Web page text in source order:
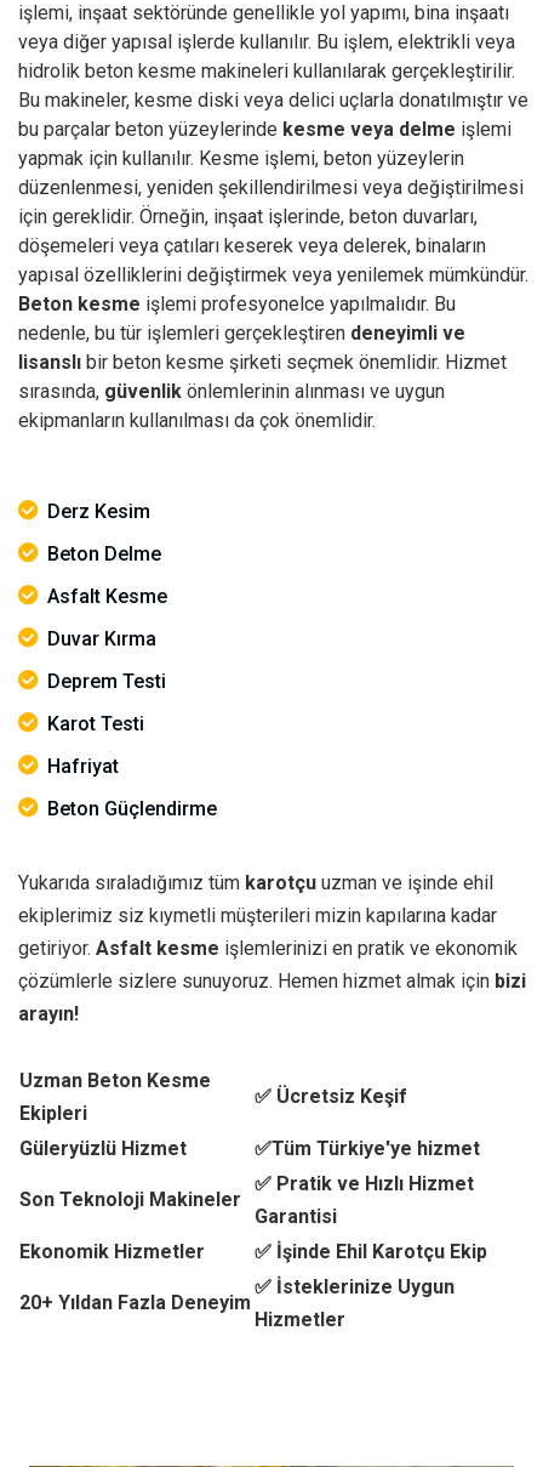
işlemi, inşaat sektöründe genellikle yol yapımı, bina inşaatı
veya diğer yapısal işlerde kullanılır. Bu işlem, elektrikli veya
hidrolik beton kesme makineleri kullanılarak gerçekleştirilir.
Bu makineler, kesme diski veya delici uçlarla donatılmıştır ve
bu parçalar beton yüzeylerinde kesme veya delme işlemi
yapmak için kullanılır. Kesme işlemi, beton yüzeylerin
düzenlenmesi, yeniden şekillendirilmesi veya değiştirilmesi
için gereklidir. Örneğin, inşaat işlerinde, beton duvarları,
döşemeleri veya çatıları keserek veya delerek, binaların
yapısal özelliklerini değiştirmek veya yenilemek mümkündür.
Beton kesme işlemi profesyonelce yapılmalıdır. Bu
nedenle, bu tür işlemleri gerçekleştiren deneyimli ve
lisanslı bir beton kesme şirketi seçmek önemlidir. Hizmet
sırasında, güvenlik önlemlerinin alınması ve uygun
ekipmanların kullanılması da çok önemlidir.
Derz Kesim
Beton Delme
Asfalt Kesme
Duvar Kırma
Deprem Testi
Karot Testi
Hafriyat
Beton Güçlendirme
Yukarıda sıraladığımız tüm karotçu uzman ve işinde ehil
ekiplerimiz siz kıymetli müşterileri mizin kapılarına kadar
getiriyor. Asfalt kesme işlemlerinizi en pratik ve ekonomik
çözümlerle sizlere sunuyoruz. Hemen hizmet almak için bizi
arayın!
Uzman Beton Kesme
Ekipleri
✅ Ücretsiz Keşif
Güleryüzlü Hizmet ✅Tüm Türkiye'ye hizmet
Son Teknoloji Makineler
✅ Pratik ve Hızlı Hizmet
Garantisi
Ekonomik Hizmetler
✅ İşinde Ehil Karotçu Ekip
20+ Yıldan Fazla Deneyim
✅ İsteklerinize Uygun
Hizmetler